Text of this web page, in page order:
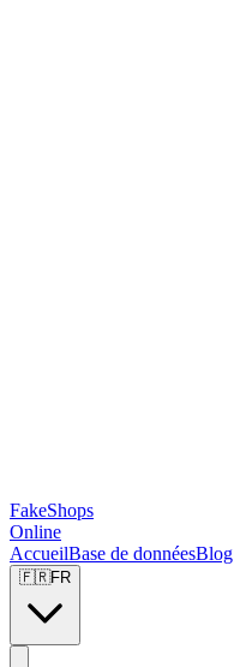
FakeShops
Online
AccueilBase de donnéesBlog
🇫🇷FR